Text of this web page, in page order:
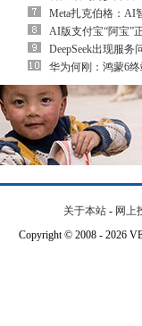
Meta扎克伯格：AI
AI版支付宝“阿宝”
DeepSeek出现服
华为何刚：鸿蒙6
关于本站 - 网上
Copyright © 2008 - 2026